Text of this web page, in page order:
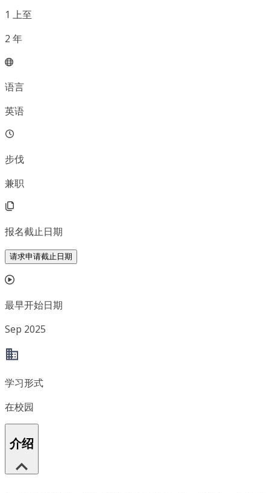
1 上至
2 年
语言
英语
步伐
兼职
报名截止日期
请求申请截止日期
最早开始日期
Sep 2025
学习形式
在校园
介绍